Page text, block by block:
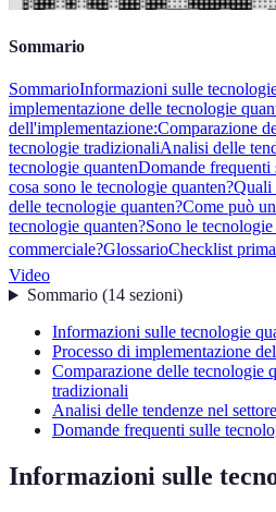
Sommario
SommarioInformazioni sulle
implementazione delle tecnologie
dell'implementazione:Comparazione
tecnologie tradizionaliAnalisi delle
tecnologie quantenDomande frequenti
cosa sono le tecnologie quanten?Quali
delle tecnologie quanten?Come può
tecnologie quanten?Sono le
commerciale?GlossarioChecklist
Video
Sommario(14 sezioni)
Informazioni sulle tecnologie
Processo di implementazione
Comparazione delle tecnologie
tradizionali
Analisi delle tendenze nel
Domande frequenti sulle
Informazioni sulle